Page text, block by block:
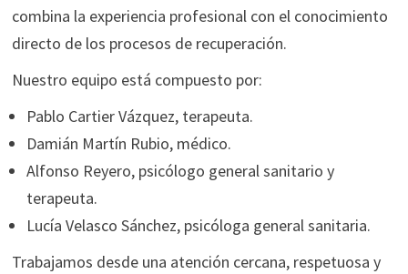
combina la experiencia profesional con el conocimiento
directo de los procesos de recuperación.
Nuestro equipo está compuesto por:
Pablo Cartier Vázquez, terapeuta.
Damián Martín Rubio, médico.
Alfonso Reyero, psicólogo general sanitario y
terapeuta.
Lucía Velasco Sánchez, psicóloga general sanitaria.
Trabajamos desde una atención cercana, respetuosa y